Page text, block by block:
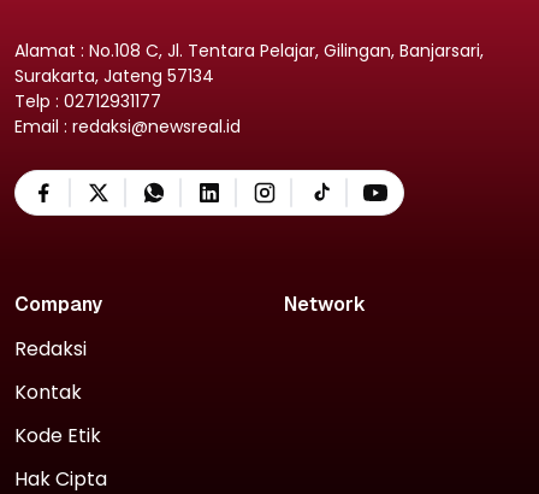
Alamat : No.108 C, Jl. Tentara Pelajar, Gilingan, Banjarsari,
Surakarta, Jateng 57134
Telp : 02712931177
Email : redaksi@newsreal.id
Company
Redaksi
Kontak
Kode Etik
Hak Cipta
Network